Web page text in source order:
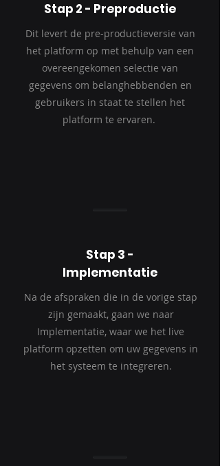
Stap 2 - Preproductie
Dit levert de pre-productieversie van
het platform op met behulp van een
overeengekomen selectie van
gegevens om belanghebbenden en
gebruikers in staat te stellen het
platform te ervaren.
Stap 3 -
Implementatie
Na de afspraken die in de vorige stap
zijn gemaakt, gaan we naar
Implementatie, waar we het live
platform opzetten om uw gegevens in
het systeem te integreren.